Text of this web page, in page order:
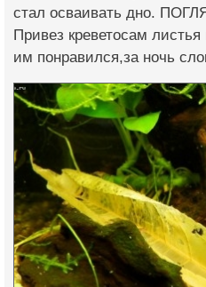
стал осваивать дно.
Привез креветосам
им понравился,за ночь